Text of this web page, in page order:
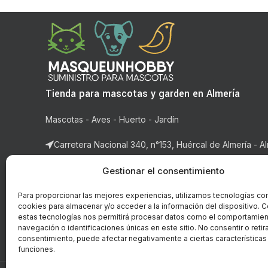
Gestionar el consentimiento
Para proporcionar las mejores experiencias, utilizamos tecnologías
cookies para almacenar y/o acceder a la información del dispositivo.
estas tecnologías nos permitirá procesar datos como el
navegación o identificaciones únicas en este sitio. No consentir o
consentimiento, puede afectar negativamente a ciertas características
funciones.
Tienda para mascotas y garden en Almería
Mascotas - Aves - Huerto - Jardín
Carretera Nacional 340, n°153, Huércal de Almería -
Correo: ventas@masqueunhobby.com
Horario: de lunes a viernes de 9:00h. a 14h y de
14:00h.